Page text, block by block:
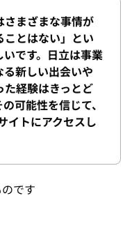
さまざまな事情が
ことはない」とい
です。日立は事業
新しい出会いや
た経験はきっとど
可能性を信じて、
イトにアクセスし
です